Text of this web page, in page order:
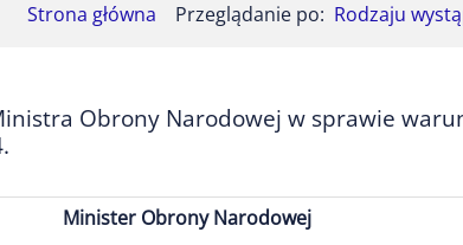
Strona główna Przeglądanie po: Rodzaju
Obrony Narodowej w sprawie
Minister Obrony Narodowej